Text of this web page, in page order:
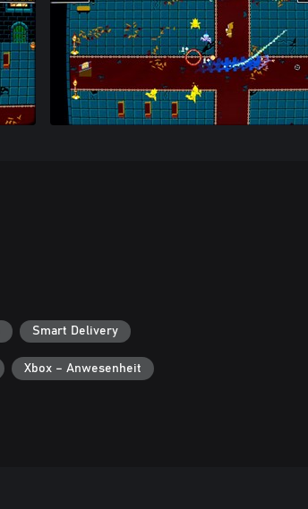
Smart Delivery
Xbox – Anwesenheit